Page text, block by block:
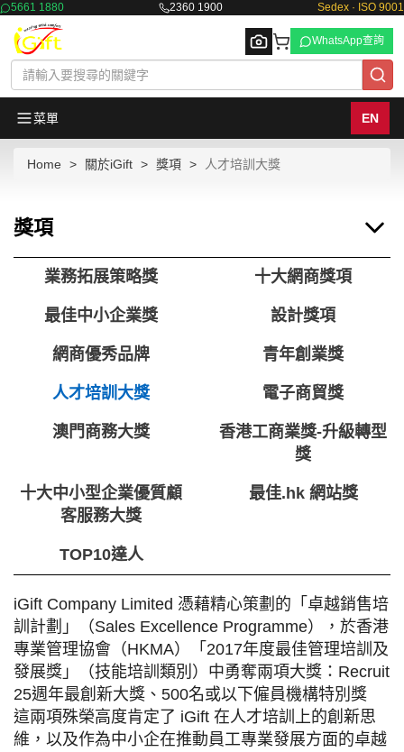
5661 1880 2360 1900 Sedex · ISO 9001
Browse
WhatsApp查詢
菜單 EN
Home 關於iGift 獎項 人才培訓大獎
獎項
業務拓展策略獎 十大網商獎項
最佳中小企業獎 設計獎項
網商優秀品牌 青年創業獎
人才培訓大獎 電子商貿獎
澳門商務大獎
香港工商業獎-升級轉型
獎
十大中小型企業優質顧
客服務大獎
最佳.hk 網站獎
TOP10達人
iGift Company Limited 憑藉精心策劃的「卓越銷售培
訓計劃」（Sales Excellence Programme），於香港
專業管理協會（HKMA）「2017年度最佳管理培訓及
發展獎」（技能培訓類別）中勇奪兩項大獎： Recruit
25週年最創新大獎、 500名或以下僱員機構特別獎
這兩項殊榮高度肯定了 iGift 在人才培訓上的創新思
維，以及作為中小企在推動員工專業發展方面的卓越